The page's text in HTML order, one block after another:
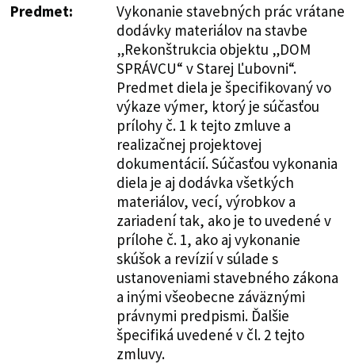
Predmet:
Vykonanie stavebných prác vrátane
dodávky materiálov na stavbe
„Rekonštrukcia objektu „DOM
SPRÁVCU“ v Starej Ľubovni“.
Predmet diela je špecifikovaný vo
výkaze výmer, ktorý je súčasťou
prílohy č. 1 k tejto zmluve a
realizačnej projektovej
dokumentácií. Súčasťou vykonania
diela je aj dodávka všetkých
materiálov, vecí, výrobkov a
zariadení tak, ako je to uvedené v
prílohe č. 1, ako aj vykonanie
skúšok a revízií v súlade s
ustanoveniami stavebného zákona
a inými všeobecne záväznými
právnymi predpismi. Ďalšie
špecifiká uvedené v čl. 2 tejto
zmluvy.